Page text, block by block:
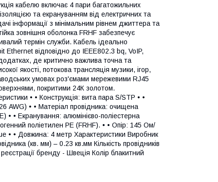
кабелю включає 4 пари багатожильних
та екрануванням від електричних та
інформації з мінімальним рівнем джиттера та
зовнішня оболонка FRHF забезпечує
термін служби. Кабель ідеально
Ethernet відповідно до IEEE802.3 bq, VoIP,
де критично важлива точна та
якості, потокова трансляція музики, ігор,
умовах роз'ємами мережевими RJ45
покритими 24К золотом.
• • Конструкція: вита пара S/STP • •
AWG) • • Матеріал провідника: очищена
• • Екранування: алюмінієво-поліестерна
поліетилен PE (FRHF). • • Опір: 145 Ом/
• • Довжина: 4 метр Характеристики Виробник
(кв. мм) – 0.23 кв.мм Кількість провідників
бренду - Швеція Колір блакитний